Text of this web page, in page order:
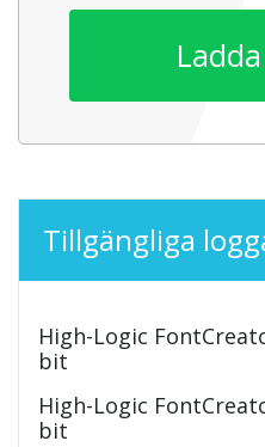
Tillgängliga
High-Logic
bit
High-Logic
bit